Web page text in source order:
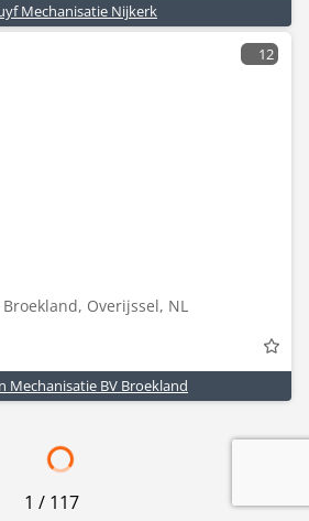
Mechanisatie Nijkerk
12
Broekland, Overijssel, NL
Mechanisatie BV Broekland
1 / 117